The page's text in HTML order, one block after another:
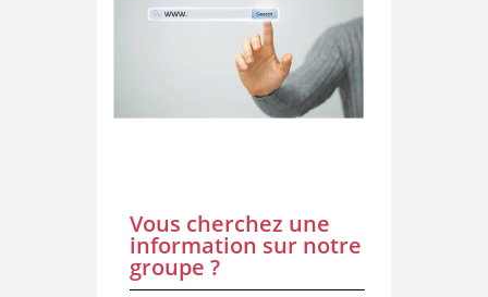
Vous cherchez une
information sur notre
groupe ?